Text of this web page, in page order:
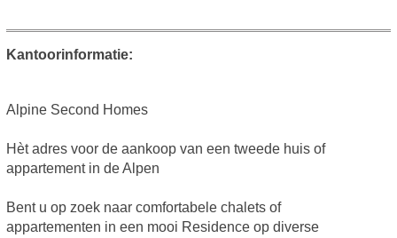
Kantoorinformatie:
Alpine Second Homes
Hèt adres voor de aankoop van een tweede huis of
appartement in de Alpen
Bent u op zoek naar comfortabele chalets of
appartementen in een mooi Residence op diverse